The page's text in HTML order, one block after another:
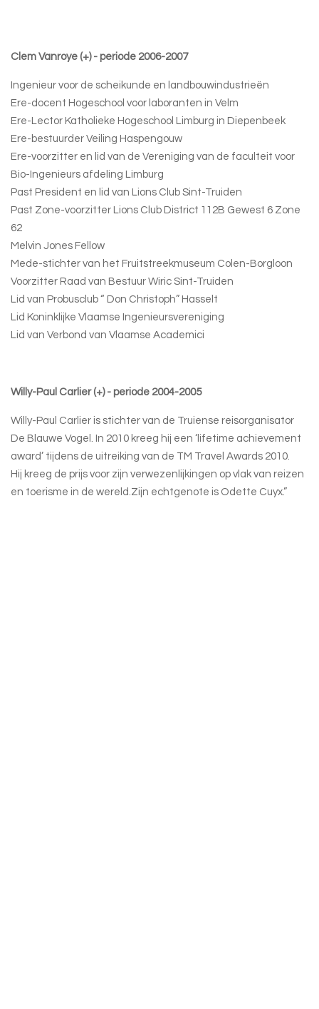
Clem Vanroye (+) - periode 2006-2007
Ingenieur voor de scheikunde en landbouwindustrieën
Ere-docent Hogeschool voor laboranten in Velm
Ere-Lector Katholieke Hogeschool Limburg in Diepenbeek
Ere-bestuurder Veiling Haspengouw
Ere-voorzitter en lid van de Vereniging van de faculteit voor
Bio-Ingenieurs afdeling Limburg
Past President en lid van Lions Club Sint-Truiden
Past Zone-voorzitter Lions Club District 112B Gewest 6 Zone
62
Melvin Jones Fellow
Mede-stichter van het Fruitstreekmuseum Colen-Borgloon
Voorzitter Raad van Bestuur Wiric Sint-Truiden
Lid van Probusclub “ Don Christoph” Hasselt
Lid Koninklijke Vlaamse Ingenieursvereniging
Lid van Verbond van Vlaamse Academici
Willy-Paul Carlier (+) - periode 2004-2005
Willy-Paul Carlier is stichter van de Truiense reisorganisator
De Blauwe Vogel. In 2010 kreeg hij een ‘lifetime achievement
award’ tijdens de uitreiking van de TM Travel Awards 2010.
Hij kreeg de prijs voor zijn verwezenlijkingen op vlak van reizen
en toerisme in de wereld. Zijn echtgenote is Odette Cuyx.”